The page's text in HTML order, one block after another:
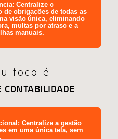
Centralize o
de obrigações de todas as
visão única, eliminando
multas por atraso e a
manuais.
foco é
CONTABILIDADE
Centralize a gestão
em uma única tela, sem